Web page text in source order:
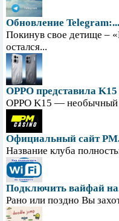
Обновление Telegram:...
Покинув свое детище –
остался...
OPPO представила K15
OPPO K15 — необычный
Официальный сайт
Название клуба
Подключить вайфай
Рано или поздно Вы